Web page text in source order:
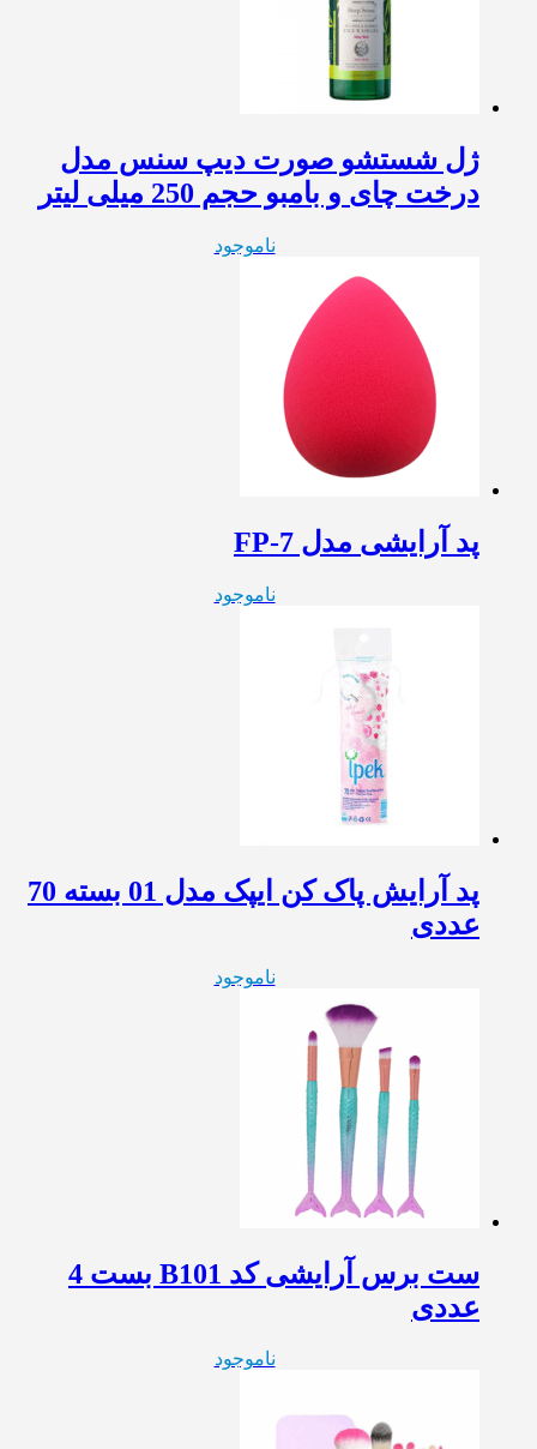
ژل شستشو صورت دیپ سنس مدل
درخت چای و بامبو حجم 250 میلی لیتر
ناموجود
پد آرایشی مدل FP-7
ناموجود
پد آرایش پاک کن ایپک مدل 01 بسته 70
عددی
ناموجود
ست برس آرایشی کد B101 بست 4
عددی
ناموجود